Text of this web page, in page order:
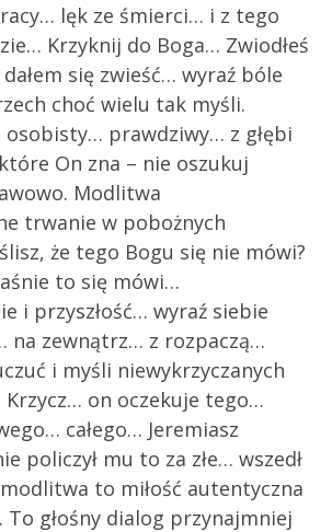
lęk ze śmierci… i z tego
Krzyknij do Boga… Zwiodłeś
się zwieść… wyraź bóle
choć wielu tak myśli.
prawdziwy… z głębi
On zna – nie oszukuj
Modlitwa
trwanie w pobożnych
że tego Bogu się nie mówi?
to się mówi…
i przyszłość… wyraź siebie
na zewnątrz… z rozpaczą…
i myśli niewykrzyczanych
on oczekuje tego…
całego… Jeremiasz
policzył mu to za złe… wszedł
to miłość autentyczna
To głośny dialog przynajmniej